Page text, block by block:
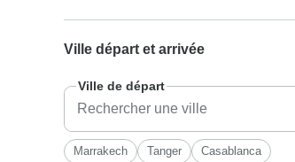
Ville départ et arrivée
Ville de départ
Marrakech Tanger
Casablanca